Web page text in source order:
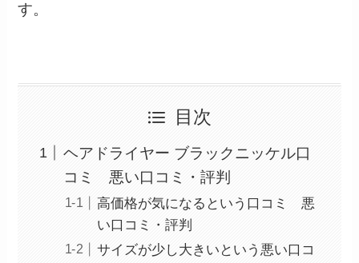
す。
目次
ヘアドライヤー ブラックニッケル口
コミ 悪い口コミ・評判
高価格が気になるという口コミ 悪
い口コミ・評判
サイズが少し大きいという悪い口コ